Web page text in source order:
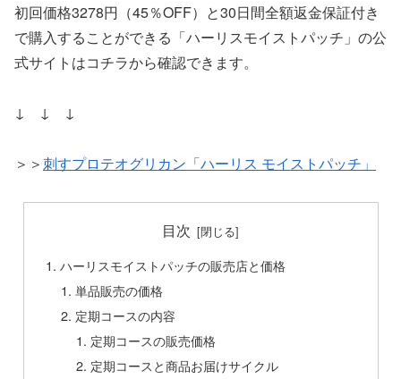
初回価格3278円（45％OFF）と30日間全額返金保証付き
で購入することができる「ハーリスモイストパッチ」の公
式サイトはコチラから確認できます。
↓ ↓ ↓
＞＞刺すプロテオグリカン「ハーリス モイストパッチ」
目次
ハーリスモイストパッチの販売店と価格
単品販売の価格
定期コースの内容
定期コースの販売価格
定期コースと商品お届けサイクル